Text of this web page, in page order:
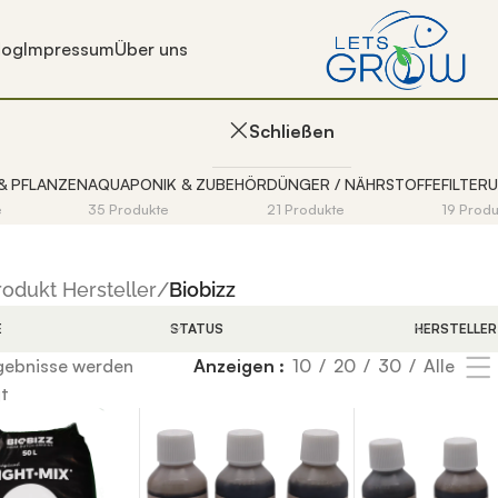
ImpressumÜber uns
Biobizz
Schließen
PFLANZENAQUAPONIK & ZUBEHÖR
35 Produkte
DÜNGER / NÄHRSTOFFE
21 Produkte 19
Ergebnisse der automatischen Vervollständigung
verfügbar sind, benutze die Pfeile nach oben
Hersteller/Biobizz
STATUS HERSTELLER
werden
Anzeigen 10 20 30 Alle